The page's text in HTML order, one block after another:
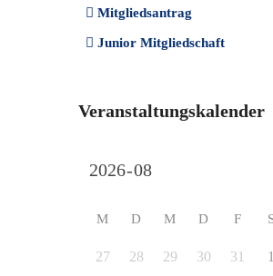
Mitgliedsantrag
Junior Mitgliedschaft
Veranstaltungskalender
M D M D F
27 28 29 30 31 1